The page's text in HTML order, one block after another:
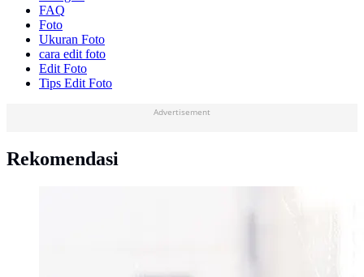
FAQ
Foto
Ukuran Foto
cara edit foto
Edit Foto
Tips Edit Foto
Advertisement
Rekomendasi